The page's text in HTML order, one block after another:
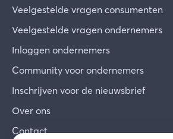
Veelgestelde vragen consumenten
Veelgestelde vragen ondernemers
Inloggen ondernemers
Community voor ondernemers
Inschrijven voor de nieuwsbrief
Over ons
Contact